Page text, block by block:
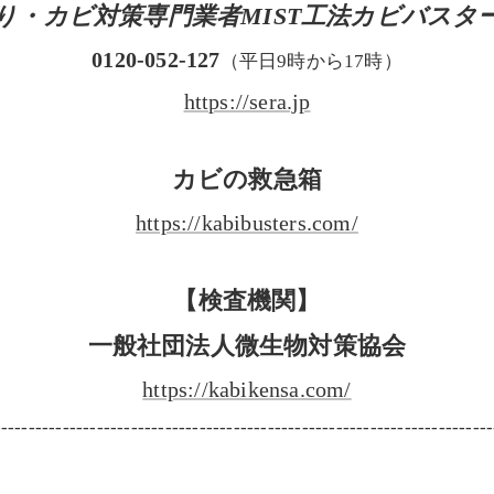
・カビ対策専門業者MIST工法カビバスタ
0120-052-127 （平日9時から17時）
https://sera.jp
カビの救急箱
https://kabibusters.com/
【検査機関】
一般社団法人微生物対策協会
https://kabikensa.com/